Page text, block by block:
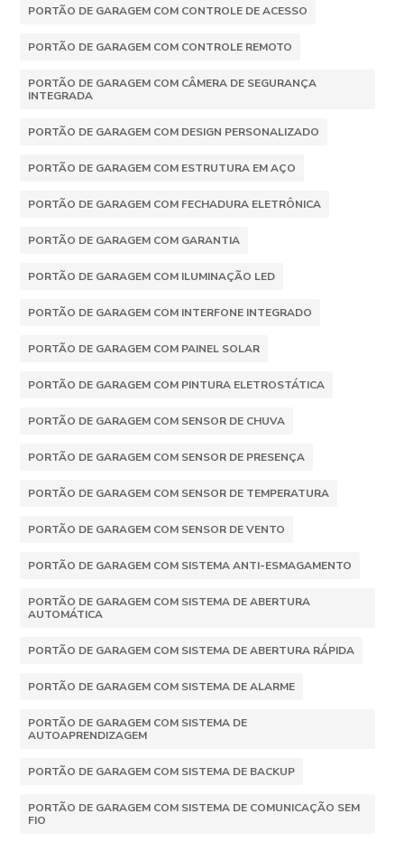
PORTÃO DE GARAGEM COM CONTROLE DE ACESSO
PORTÃO DE GARAGEM COM CONTROLE REMOTO
PORTÃO DE GARAGEM COM CÂMERA DE SEGURANÇA
INTEGRADA
PORTÃO DE GARAGEM COM DESIGN PERSONALIZADO
PORTÃO DE GARAGEM COM ESTRUTURA EM AÇO
PORTÃO DE GARAGEM COM FECHADURA ELETRÔNICA
PORTÃO DE GARAGEM COM GARANTIA
PORTÃO DE GARAGEM COM ILUMINAÇÃO LED
PORTÃO DE GARAGEM COM INTERFONE INTEGRADO
PORTÃO DE GARAGEM COM PAINEL SOLAR
PORTÃO DE GARAGEM COM PINTURA ELETROSTÁTICA
PORTÃO DE GARAGEM COM SENSOR DE CHUVA
PORTÃO DE GARAGEM COM SENSOR DE PRESENÇA
PORTÃO DE GARAGEM COM SENSOR DE TEMPERATURA
PORTÃO DE GARAGEM COM SENSOR DE VENTO
PORTÃO DE GARAGEM COM SISTEMA ANTI-ESMAGAMENTO
PORTÃO DE GARAGEM COM SISTEMA DE ABERTURA
AUTOMÁTICA
PORTÃO DE GARAGEM COM SISTEMA DE ABERTURA RÁPIDA
PORTÃO DE GARAGEM COM SISTEMA DE ALARME
PORTÃO DE GARAGEM COM SISTEMA DE
AUTOAPRENDIZAGEM
PORTÃO DE GARAGEM COM SISTEMA DE BACKUP
PORTÃO DE GARAGEM COM SISTEMA DE COMUNICAÇÃO SEM
FIO